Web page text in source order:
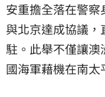
安重擔全落在警
與北京達成協議
駐。此舉不僅讓
國海軍藉機在南太